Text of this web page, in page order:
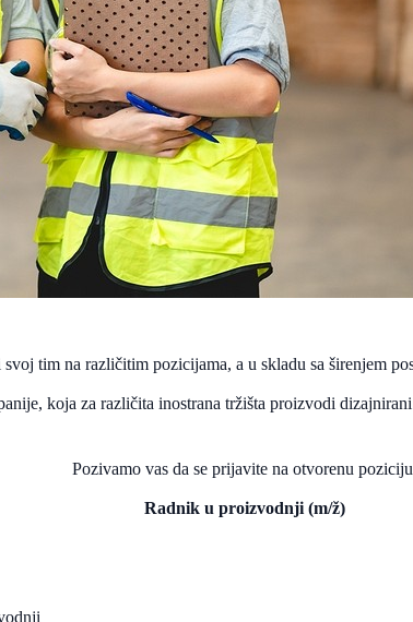
svoj tim na različitim pozicijama, a u skladu sa širenjem
koja za različita inostrana tržišta proizvodi
Pozivamo vas da se prijavite na otvorenu
Radnik u proizvodnji (m/ž)